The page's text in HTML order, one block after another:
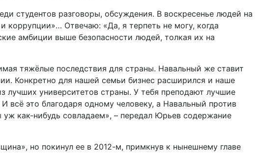
студентов разговоры, обсуждения. В воскресенье людей на
коррупции»… Отвечаю: «Да, я терпеть не могу, когда
амбиции выше безопасности людей, толкая их на
тяжёлые последствия для страны. Навальный же ставит
Конкретно для нашей семьи бизнес расширился и наше
университетов страны. У тебя преподают лучшие
всё это благодаря одному человеку, а Навальный против
как-нибудь совладаем», – передал Юрьев содержание
но покинул ее в 2012-м, примкнув к нынешнему главе